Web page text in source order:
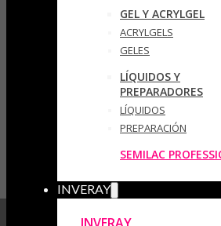
GEL Y ACRYLGEL
ACRYLGELS
GELES
LÍQUIDOS Y
PREPARADORES
LÍQUIDOS
PREPARACIÓN
SEMILAC
INVERAY